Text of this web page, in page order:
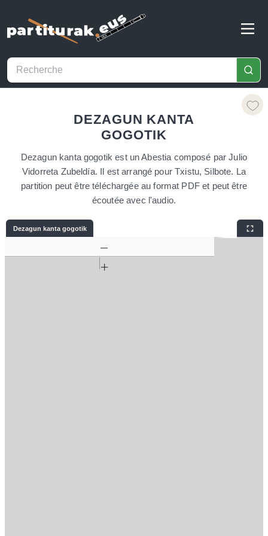
DEZAGUN KANTA
GOGOTIK
Dezagun kanta gogotik est un Abestia composé par Julio
Vidorreta Zubeldía. Il est arrangé pour Txistu, Silbote. La
partition peut être téléchargée au format PDF et peut être
écoutée avec l'audio.
Dezagun kanta gogotik